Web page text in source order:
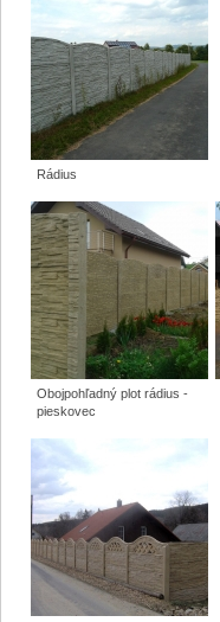
Rádius
Obojpohľadný plot rádius -
pieskovec